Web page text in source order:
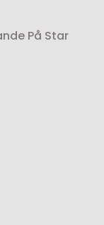
På Star